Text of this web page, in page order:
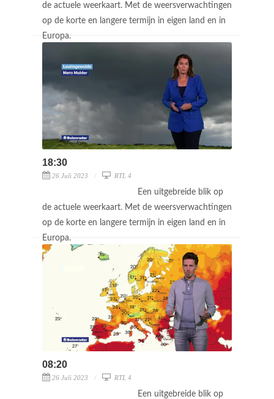
de actuele weerkaart. Met de weersverwachtingen
op de korte en langere termijn in eigen land en in
Europa.
18:30
26 Juli 2023 RTL 4
Een uitgebreide blik op
de actuele weerkaart. Met de weersverwachtingen
op de korte en langere termijn in eigen land en in
Europa.
08:20
26 Juli 2023 RTL 4
Een uitgebreide blik op